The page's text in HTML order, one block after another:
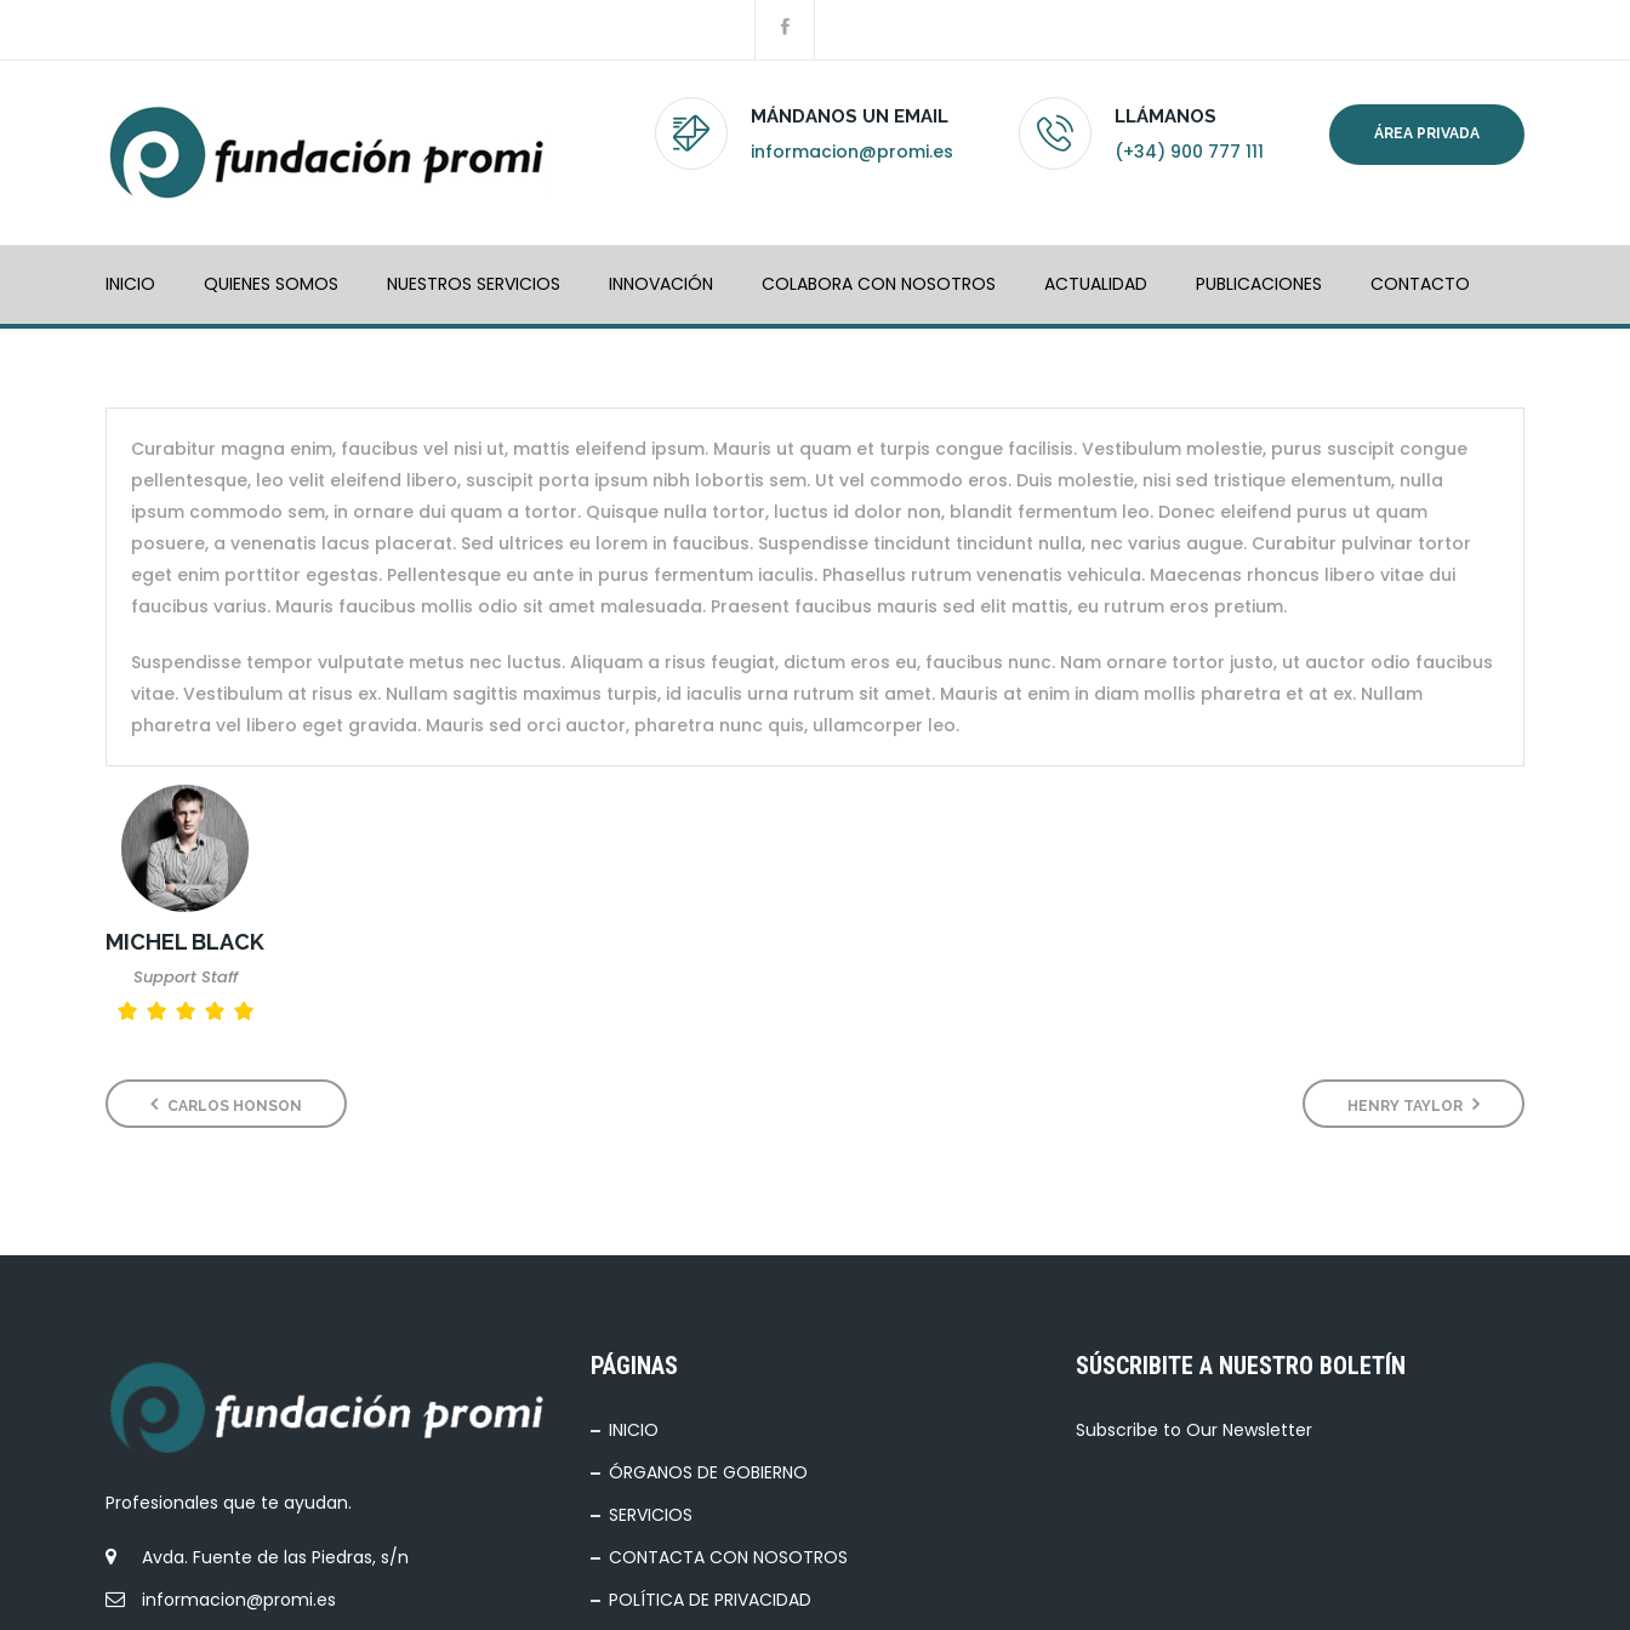
MÁNDANOS UN EMAIL
informacion@promi.es
LLÁMANOS
(+34) 900 777 111
ÁREA PRIVADA
INICIO QUIENES SOMOS NUESTROS SERVICIOS INNOVACIÓN COLABORA CON NOSOTROS ACTUALIDAD PUBLICACIONES CONTACTO
Curabitur magna enim, faucibus vel nisi ut, mattis eleifend ipsum. Mauris ut quam et turpis congue facilisis. Vestibulum molestie, purus suscipit congue
pellentesque, leo velit eleifend libero, suscipit porta ipsum nibh lobortis sem. Ut vel commodo eros. Duis molestie, nisi sed tristique elementum, nulla
ipsum commodo sem, in ornare dui quam a tortor. Quisque nulla tortor, luctus id dolor non, blandit fermentum leo. Donec eleifend purus ut quam
posuere, a venenatis lacus placerat. Sed ultrices eu lorem in faucibus. Suspendisse tincidunt tincidunt nulla, nec varius augue. Curabitur pulvinar tortor
eget enim porttitor egestas. Pellentesque eu ante in purus fermentum iaculis. Phasellus rutrum venenatis vehicula. Maecenas rhoncus libero vitae dui
faucibus varius. Mauris faucibus mollis odio sit amet malesuada. Praesent faucibus mauris sed elit mattis, eu rutrum eros pretium.
Suspendisse tempor vulputate metus nec luctus. Aliquam a risus feugiat, dictum eros eu, faucibus nunc. Nam ornare tortor justo, ut auctor odio faucibus
vitae. Vestibulum at risus ex. Nullam sagittis maximus turpis, id iaculis urna rutrum sit amet. Mauris at enim in diam mollis pharetra et at ex. Nullam
pharetra vel libero eget gravida. Mauris sed orci auctor, pharetra nunc quis, ullamcorper leo.
MICHEL BLACK
Support Staff
CARLOS HONSON HENRY TAYLOR
Profesionales que te ayudan.
Avda. Fuente de las Piedras, s/n
informacion@promi.es
PÁGINAS
INICIO
ÓRGANOS DE GOBIERNO
SERVICIOS
CONTACTA CON NOSOTROS
POLÍTICA DE PRIVACIDAD
SÚSCRIBITE A NUESTRO BOLETÍN
Subscribe to Our Newsletter